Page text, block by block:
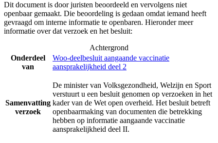
Dit document is door juristen beoordeeld en vervolgens niet
openbaar gemaakt. Die beoordeling is gedaan omdat iemand heeft
gevraagd om interne informatie te openbaren. Hieronder meer
informatie over dat verzoek en het besluit:
Achtergrond
Onderdeel
van
Woo-deelbesluit aangaande vaccinatie
aansprakelijkheid deel 2
Samenvatting
verzoek
De minister van Volksgezondheid, Welzijn en Sport
verstuurt u een besluit genomen op verzoeken in het
kader van de Wet open overheid. Het besluit betreft
openbaarmaking van documenten die betrekking
hebben op informatie aangaande vaccinatie
aansprakelijkheid deel II.